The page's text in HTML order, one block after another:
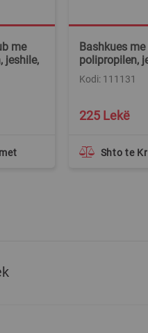
me
jeshile,
Bashkues
polipropilen,
225 Lekë
Kodi: 111131
Shto te